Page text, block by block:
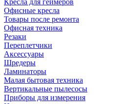
Кресла для геймеров
Офисные кресла
Товары после ремонта
Офисная техника
Резаки
Переплетчики
Аксессуары
Шредеры
Ламинаторы
Малая бытовая техника
Вертикальные пылесосы
Приборы для измерения